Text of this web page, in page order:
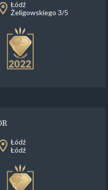
Łódź
Żeligowskiego 3/5
Łódź
Łódź